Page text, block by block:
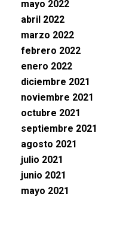
mayo 2022
abril 2022
marzo 2022
febrero 2022
enero 2022
diciembre 2021
noviembre 2021
octubre 2021
septiembre 2021
agosto 2021
julio 2021
junio 2021
mayo 2021